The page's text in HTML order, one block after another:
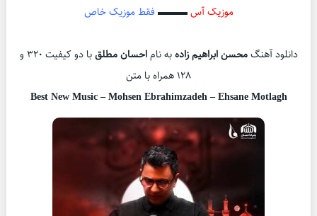
موزیک آس▬▬▬ فقط موزیک خاص
دانلود آهنگمحسن ابراهیم زادهبه ناماحسان مطلق
با دو کیفیت 320 و
128 همراه با متن
Best New Music – Mohsen Ebrahimzadeh – Ehsane Motlagh